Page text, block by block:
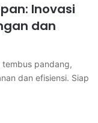
Inovasi
dan
tembus pandang,
dan efisiensi. Siap